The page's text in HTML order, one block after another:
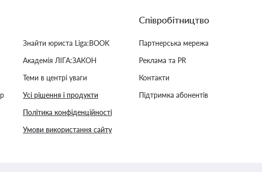
Знайти юриста Liga:BOOK
Академія ЛІГА:ЗАКОН
Теми в центрі уваги
Усі рішення і продукти
Політика конфіденційності
Умови використання сайту
Співробітництво
Партнерська мережа
Реклама та PR
Контакти
Підтримка абонентів